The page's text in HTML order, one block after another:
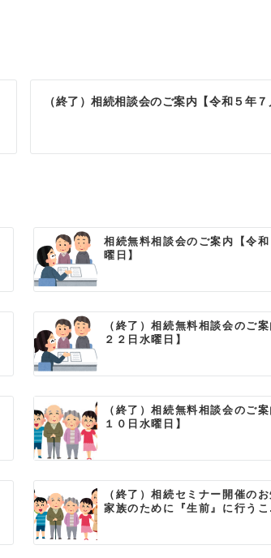
（終了）相続相談会のご案内【令和５年７
相続無料相談会のご案内【令
曜日】
（終了）相続無料相談会のご
２２日水曜日】
（終了）相続無料相談会のご
１０日水曜日】
（終了）相続セミナー開催の
家族のために『生前』に行う